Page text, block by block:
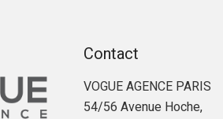
Contact
VOGUE AGENCE PARIS
54/56 Avenue Hoche,